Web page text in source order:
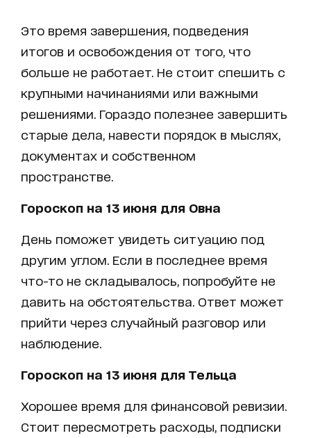
Это время завершения, подведения
итогов и освобождения от того, что
больше не работает. Не стоит спешить с
крупными начинаниями или важными
решениями. Гораздо полезнее завершить
старые дела, навести порядок в мыслях,
документах и собственном
пространстве.
Гороскоп на 13 июня для Овна
День поможет увидеть ситуацию под
другим углом. Если в последнее время
что-то не складывалось, попробуйте не
давить на обстоятельства. Ответ может
прийти через случайный разговор или
наблюдение.
Гороскоп на 13 июня для Тельца
Хорошее время для финансовой ревизии.
Стоит пересмотреть расходы, подписки